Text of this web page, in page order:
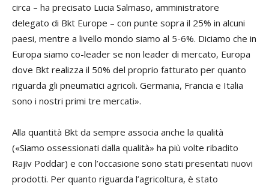
circa – ha precisato Lucia Salmaso, amministratore
delegato di Bkt Europe – con punte sopra il 25% in alcuni
paesi, mentre a livello mondo siamo al 5-6%. Diciamo che in
Europa siamo co-leader se non leader di mercato, Europa
dove Bkt realizza il 50% del proprio fatturato per quanto
riguarda gli pneumatici agricoli. Germania, Francia e Italia
sono i nostri primi tre mercati».
Alla quantità Bkt da sempre associa anche la qualità
(«Siamo ossessionati dalla qualità» ha più volte ribadito
Rajiv Poddar) e con l’occasione sono stati presentati nuovi
prodotti. Per quanto riguarda l’agricoltura, è stato